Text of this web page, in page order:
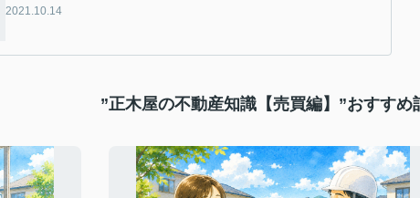
2021.10.14
”正木屋の不動産知識【売買編】”おすすめ